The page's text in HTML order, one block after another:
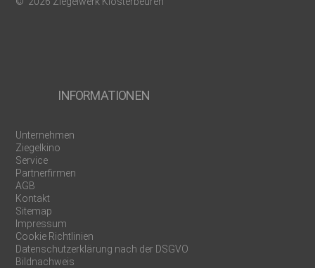
INFORMATIONEN
Unternehmen
Ziegelkino
Service
Partnerfirmen
AGB
Kontakt
Sitemap
Impressum
Cookie Richtlinien
Datenschutzerklärung nach der DSGVO
Bildnachweis